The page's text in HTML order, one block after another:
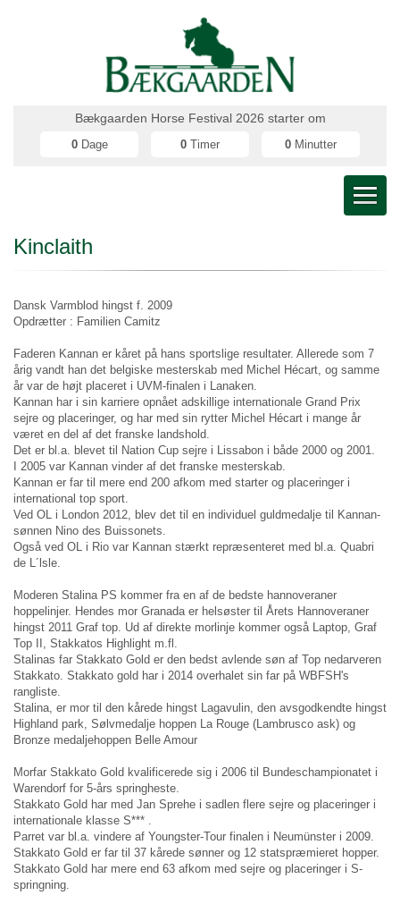
Bækgaarden Horse Festival 2026 starter om
0 Dage 0 Timer 0 Minutter
Kinclaith
Dansk Varmblod hingst f. 2009
Opdrætter : Familien Camitz
Faderen Kannan er kåret på hans sportslige resultater. Allerede som 7
årig vandt han det belgiske mesterskab med Michel Hécart, og samme
år var de højt placeret i UVM-finalen i Lanaken.
Kannan har i sin karriere opnået adskillige internationale Grand Prix
sejre og placeringer, og har med sin rytter Michel Hécart i mange år
været en del af det franske landshold.
Det er bl.a. blevet til Nation Cup sejre i Lissabon i både 2000 og 2001.
I 2005 var Kannan vinder af det franske mesterskab.
Kannan er far til mere end 200 afkom med starter og placeringer i
international top sport.
Ved OL i London 2012, blev det til en individuel guldmedalje til Kannan-
sønnen Nino des Buissonets.
Også ved OL i Rio var Kannan stærkt repræsenteret med bl.a. Quabri
de L´lsle.
Moderen Stalina PS kommer fra en af de bedste hannoveraner
hoppelinjer. Hendes mor Granada er helsøster til Årets Hannoveraner
hingst 2011 Graf top. Ud af direkte morlinje kommer også Laptop, Graf
Top II, Stakkatos Highlight m.fl.
Stalinas far Stakkato Gold er den bedst avlende søn af Top nedarveren
Stakkato. Stakkato gold har i 2014 overhalet sin far på WBFSH's
rangliste.
Stalina, er mor til den kårede hingst Lagavulin, den avsgodkendte hingst
Highland park, Sølvmedalje hoppen La Rouge (Lambrusco ask) og
Bronze medaljehoppen Belle Amour
Morfar Stakkato Gold kvalificerede sig i 2006 til Bundeschampionatet i
Warendorf for 5-års springheste.
Stakkato Gold har med Jan Sprehe i sadlen flere sejre og placeringer i
internationale klasse S*** .
Parret var bl.a. vindere af Youngster-Tour finalen i Neumünster i 2009.
Stakkato Gold er far til 37 kårede sønner og 12 statspræmieret hopper.
Stakkato Gold har mere end 63 afkom med sejre og placeringer i S-
springning.